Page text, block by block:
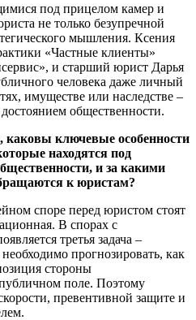
под прицелом камер и
не только безупречной
мышления. Ксения
«Частные клиенты»
и старший юрист Дарья
человека даже личный
имуществе или наследстве –
общественности.
каковы ключевые особенности
находятся под
и за какими
к юристам?
споре перед юристом стоят
В спорах с
третья задача –
прогнозировать, как
стороны
поле. Поэтому
превентивной защите и